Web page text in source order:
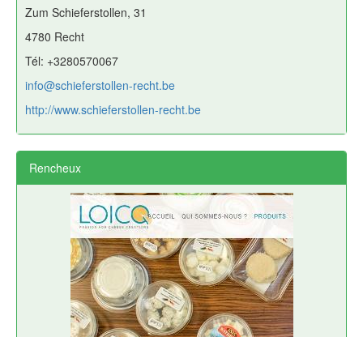
Zum Schieferstollen, 31
4780 Recht
Tél: +3280570067
info@schieferstollen-recht.be
http://www.schieferstollen-recht.be
Rencheux